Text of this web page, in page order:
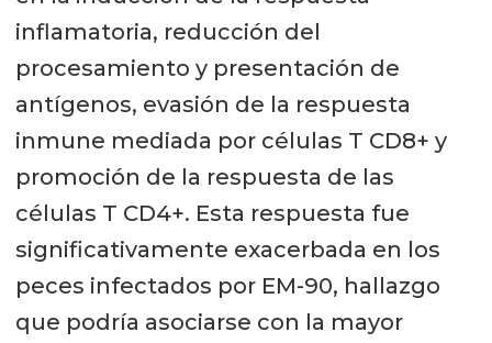
inflamatoria, reducción del
procesamiento y presentación de
antígenos, evasión de la respuesta
inmune mediada por células T CD8+ y
promoción de la respuesta de las
células T CD4+. Esta respuesta fue
significativamente exacerbada en los
peces infectados por EM-90, hallazgo
que podría asociarse con la mayor